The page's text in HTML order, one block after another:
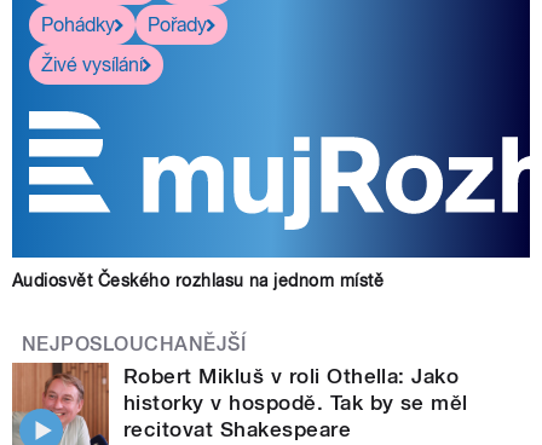
Pohádky
Pořady
Živé vysílání
Audiosvět Českého rozhlasu na jednom místě
NEJPOSLOUCHANĚJŠÍ
Robert Mikluš v roli Othella: Jako
historky v hospodě. Tak by se měl
recitovat Shakespeare